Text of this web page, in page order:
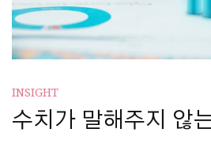
INSIGHT
수치가 말해주지 않